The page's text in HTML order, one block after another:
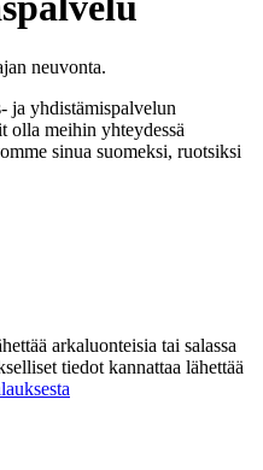
neuvonta.
ja yhdistämispalvelun
olla meihin yhteydessä
sinua suomeksi, ruotsiksi
arkaluonteisia tai salassa
tiedot kannattaa lähettää